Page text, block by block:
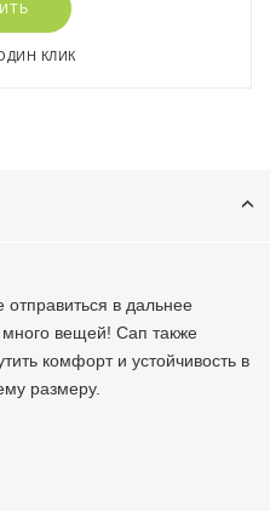
КЛИК
в дальнее
много вещей! Сап также
комфорт и устойчивость в
размеру.